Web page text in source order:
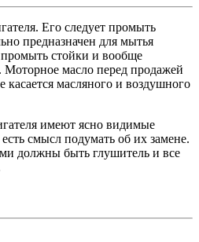
Его следует промыть
предназначен для мытья
промыть стойки и вообще
Моторное масло перед продажей
касается масляного и воздушного
имеют ясно видимые
смысл подумать об их замене.
должны быть глушитель и все